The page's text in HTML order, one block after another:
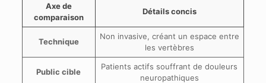
Axe de
comparaison
Détails concis
Technique
Non invasive, créant un espace entre
les vertèbres
Public cible
Patients actifs souffrant de douleurs
neuropathiques